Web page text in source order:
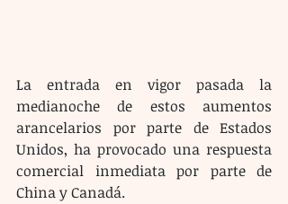
La entrada en vigor pasada la
medianoche de estos aumentos
arancelarios por parte de Estados
Unidos, ha provocado una respuesta
comercial inmediata por parte de
China y Canadá.